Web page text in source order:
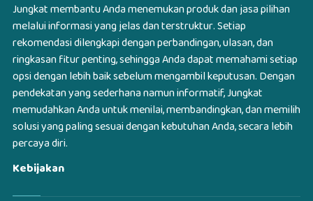
Jungkat membantu Anda menemukan produk dan jasa pilihan
melalui informasi yang jelas dan terstruktur. Setiap
rekomendasi dilengkapi dengan perbandingan, ulasan, dan
ringkasan fitur penting, sehingga Anda dapat memahami setiap
opsi dengan lebih baik sebelum mengambil keputusan. Dengan
pendekatan yang sederhana namun informatif, Jungkat
memudahkan Anda untuk menilai, membandingkan, dan memilih
solusi yang paling sesuai dengan kebutuhan Anda, secara lebih
percaya diri.
Kebijakan